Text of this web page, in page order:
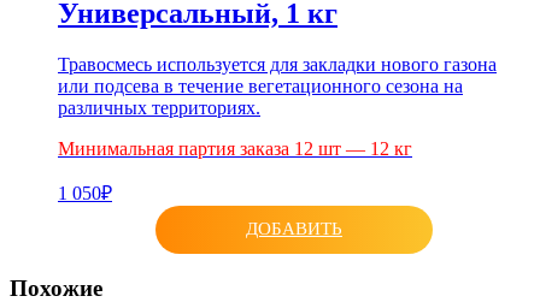
Универсальный, 1 кг
Травосмесь используется для закладки нового газона
или подсева в течение вегетационного сезона на
различных территориях.
Минимальная партия заказа 12 шт — 12 кг
1 050₽
ДОБАВИТЬ
Похожие